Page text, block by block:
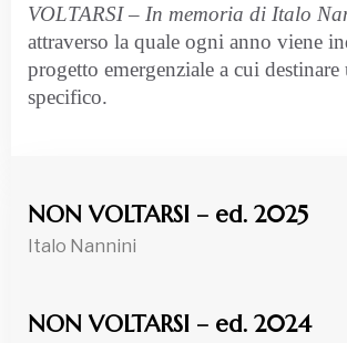
VOLTARSI – In memoria di Italo
attraverso la quale ogni anno viene
progetto emergenziale a cui
specifico.
NON VOLTARSI – ed. 2025
Italo Nannini
NON VOLTARSI – ed. 2024